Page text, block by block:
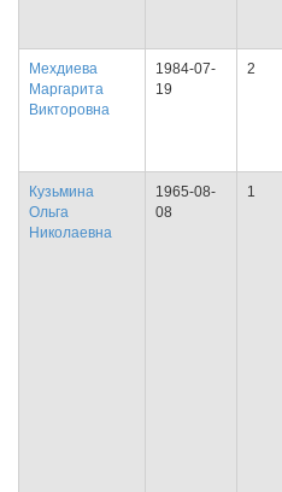
Мехдиева
Маргарита
Викторовна
1984-07-
19
2
Кузьмина
Ольга
Николаевна
1965-08-
08
1